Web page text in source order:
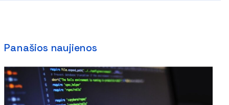
Panašios naujienos